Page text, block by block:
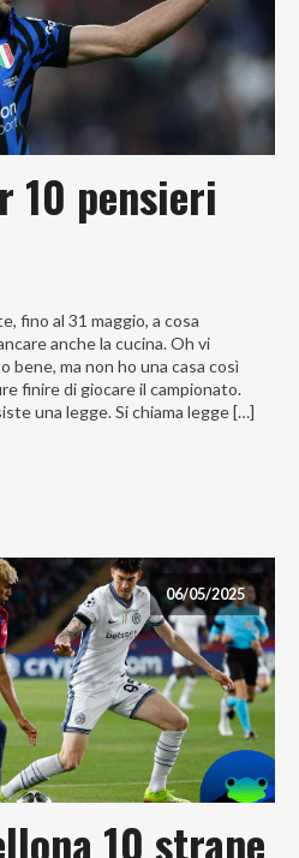
10 pensieri
fino al 31 maggio, a cosa
anche la cucina. Oh vi
ma non ho una casa così
finire di giocare il campionato.
una legge. Si chiama legge […]
06/05/2025
10 strane